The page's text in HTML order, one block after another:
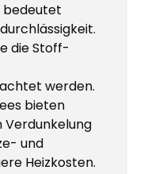
bedeutet
die Stoff-
werden.
bieten
Verdunkelung
und
Heizkosten.